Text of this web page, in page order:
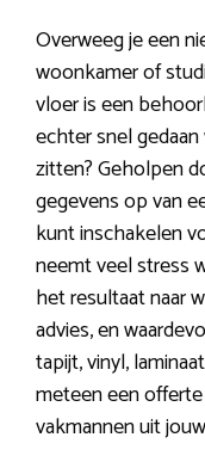
Overweeg je een
woonkamer of
vloer is een
echter snel
zitten? Geholpen
gegevens op van
kunt inschakelen
neemt veel stress
het resultaat naar
advies, en
tapijt, vinyl,
meteen een
vakmannen uit